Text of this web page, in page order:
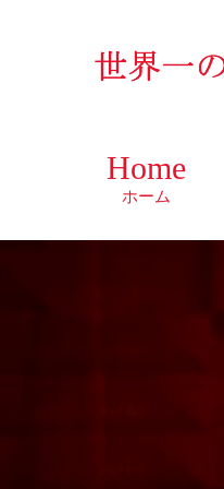
Home
ホーム